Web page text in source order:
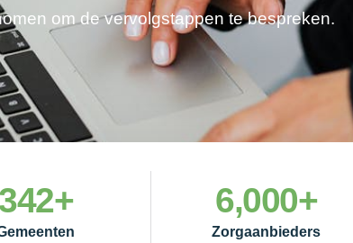
om de vervolgstappen te bespreken.
342+
Zorgaanbieders
6,000+